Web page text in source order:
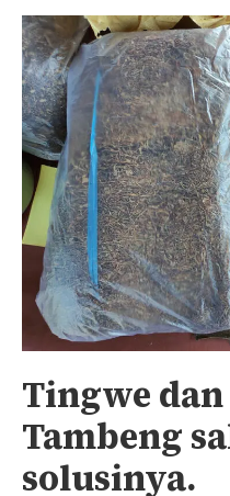
Tingwe
Tambeng
solusinya.